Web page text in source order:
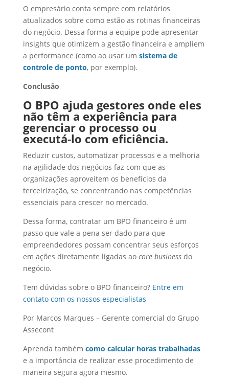
O empresário conta sempre com relatórios
atualizados sobre como estão as rotinas financeiras
do negócio. Dessa forma a equipe pode apresentar
insights que otimizem a gestão financeira e ampliem
a performance (como ao usar um sistema de
controle de ponto, por exemplo).
Conclusão
O BPO ajuda gestores onde eles
não têm a experiência para
gerenciar o processo ou
executá-lo com eficiência.
Reduzir custos, automatizar processos e a melhoria
na agilidade dos negócios faz com que as
organizações aproveitem os benefícios da
terceirização, se concentrando nas competências
essenciais para crescer no mercado.
Dessa forma, contratar um BPO financeiro é um
passo que vale a pena ser dado para que
empreendedores possam concentrar seus esforços
em ações diretamente ligadas ao core businessdo
negócio.
Tem dúvidas sobre o BPO financeiro? Entre em
contato com os nossos especialistas
Por Marcos Marques – Gerente comercial do Grupo
Assecont
Aprenda também como calcular horas trabalhadas
e a importância de realizar esse procedimento de
maneira segura agora mesmo.